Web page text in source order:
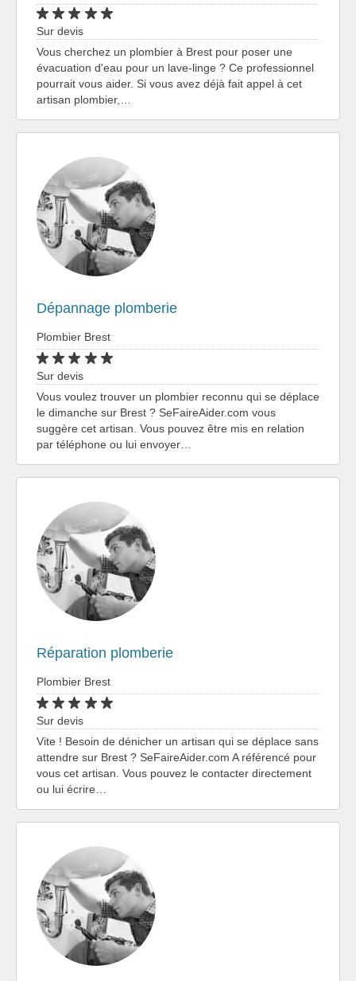
Sur devis
Vous cherchez un plombier à Brest pour poser une
évacuation d'eau pour un lave-linge ? Ce professionnel
pourrait vous aider. Si vous avez déjà fait appel à cet
artisan plombier,…
Dépannage plomberie
Plombier Brest
Sur devis
Vous voulez trouver un plombier reconnu qui se déplace
le dimanche sur Brest ? SeFaireAider.com vous
suggère cet artisan. Vous pouvez être mis en relation
par téléphone ou lui envoyer…
Réparation plomberie
Plombier Brest
Sur devis
Vite ! Besoin de dénicher un artisan qui se déplace sans
attendre sur Brest ? SeFaireAider.com A référencé pour
vous cet artisan. Vous pouvez le contacter directement
ou lui écrire…